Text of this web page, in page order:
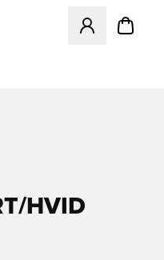
Åbner en
HVID